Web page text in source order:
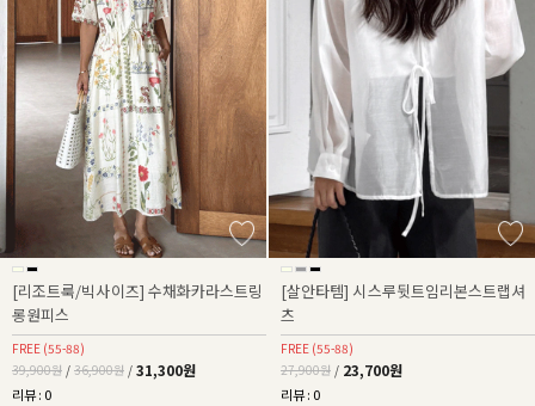
[리조트룩/빅사이즈] 수채화카라스트링
롱원피스
FREE (55-88)
39,900원 / 36,900원 / 31,300원
리뷰 : 0
[살안타템] 시스루뒷트임리본스트랩셔
츠
FREE (55-88)
27,900원 / 23,700원
리뷰 : 0